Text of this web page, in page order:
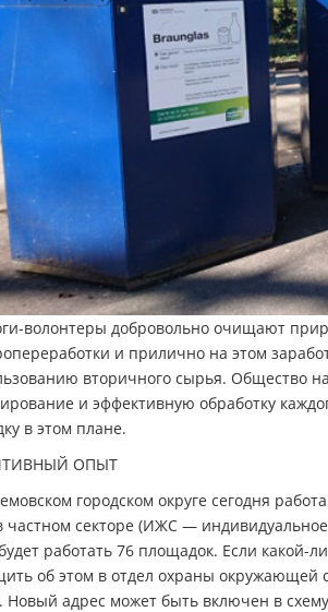
волонтеры добровольно очищают
и прилично на этом
вторичного сырья. Общество
и эффективную обработку
в этом плане.
ОПЫТ
городском округе сегодня
частном секторе (ИЖС —
работать 76 площадок. Если какой-
об этом в отдел охраны окружающей
Новый адрес может быть включен в